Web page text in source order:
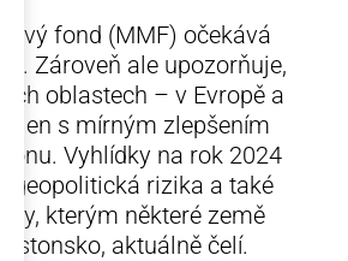
fond (MMF) očekává
%. Zároveň ale upozorňuje,
oblastech – v Evropě a
jen s mírným zlepšením
Vyhlídky na rok 2024
geopolitická rizika a také
kterým některé země
Estonsko, aktuálně čelí.